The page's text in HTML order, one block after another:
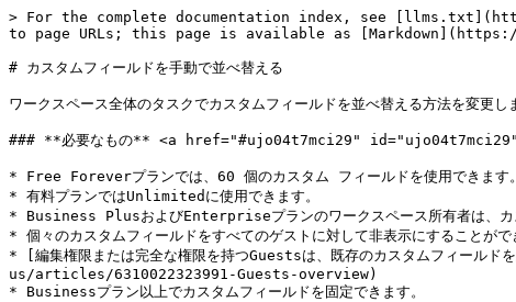
> For the complete documentation index, see
to page URLs; this page is available as
# カスタムフィールドを手動で並べ替える
ワークスペース全体のタスクでカスタムフィールドを並べ替える方法を変更し
### **必要なもの** <a href="#ujo04t7mci29"
* Free Foreverプランでは、60 個のカスタム フィールドを使用できます。
* 有料プランではUnlimitedに使用できます。
* Business PlusおよびEnterpriseプランのワークスペース所有者は、カス
* 個々のカスタムフィールドをすべてのゲストに対して非表示にすることがで
* [編集権限または完全な権限を持つGuestsは、既存のカスタムフィー
us/articles/6310022323991-Guests-overview)
* Businessプラン以上でカスタムフィールドを固定できます。